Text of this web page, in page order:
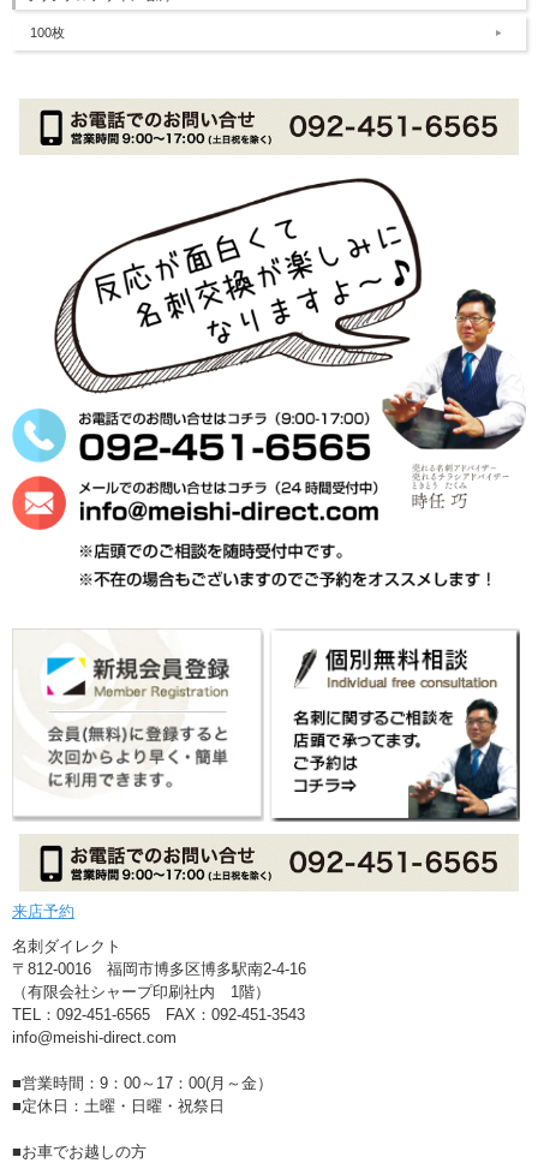
100枚
来店予約
名刺ダイレクト
〒812-0016 福岡市博多区博多駅南2-4-16
（有限会社シャープ印刷社内 1階）
TEL：092-451-6565 FAX：092-451-3543
info@meishi-direct.com
■営業時間：9：00～17：00(月～金）
■定休日：土曜・日曜・祝祭日
■お車でお越しの方